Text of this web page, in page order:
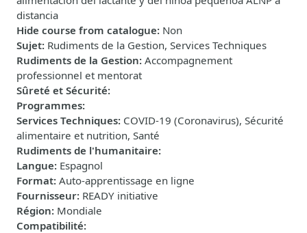
distancia
Hide course from catalogue: Non
Sujet: Rudiments de la Gestion, Services Techniques
Rudiments de la Gestion: Accompagnement
professionnel et mentorat
Sûreté et Sécurité:
Programmes:
Services Techniques: COVID-19 (Coronavirus), Sécurité
alimentaire et nutrition, Santé
Rudiments de l'humanitaire:
Langue: Espagnol
Format: Auto-apprentissage en ligne
Fournisseur: READY initiative
Région: Mondiale
Compatibilité: